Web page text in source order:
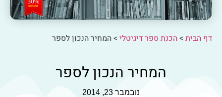
דף הבית>הכנת ספר דיגיטלי>המחיר הנכון לספר
המחיר הנכון לספר
נובמבר 23, 2014